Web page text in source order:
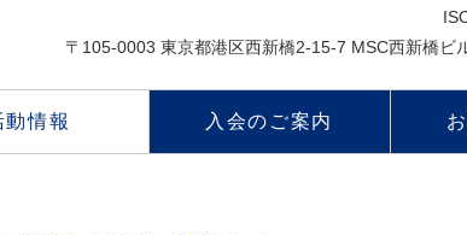
〒105-0003 東京都港区西新橋2-15-7 MSC西新橋ビ
動情報 入会のご案内